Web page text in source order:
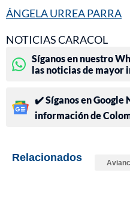
ÁNGELA URREA PARRA
NOTICIAS CARACOL
Síganos en nuestro
las noticias de mayor
✔️ Síganos en Google
información de
Relacionados